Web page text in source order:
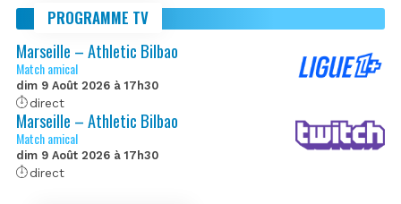
PROGRAMME TV
Marseille – Athletic Bilbao
Match amical
dim 9 Août 2026 à 17h30
direct
Marseille – Athletic Bilbao
Match amical
dim 9 Août 2026 à 17h30
direct